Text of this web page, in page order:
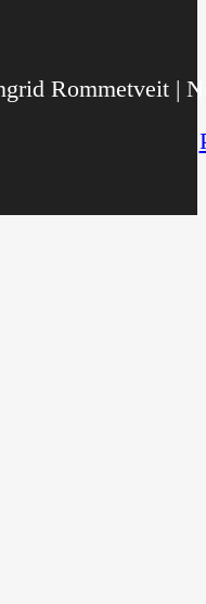
Rommetveit |